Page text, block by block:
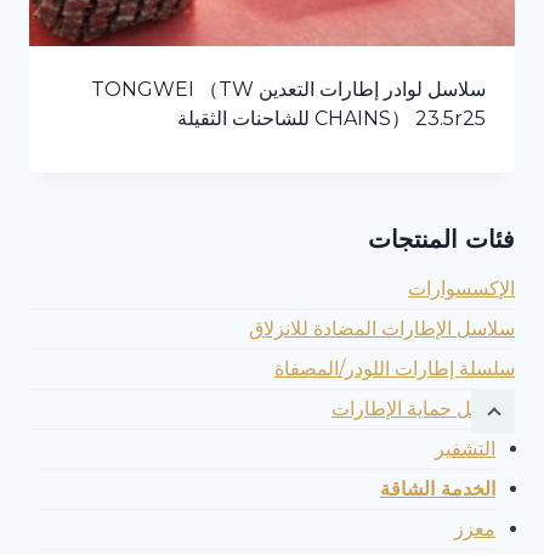
سلاسل لوادر إطارات التعدين TONGWEI （TW
CHAINS） 23.5r25 للشاحنات الثقيلة
فئات المنتجات
الإكسسوارات
سلاسل الإطارات المضادة للانزلاق
سلسلة إطارات اللودر/المصفاة
سلاسل حماية الإطارات
التشفير
الخدمة الشاقة
معزز